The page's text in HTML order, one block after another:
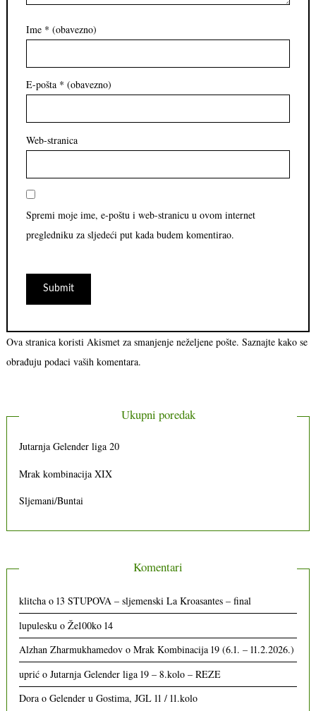
Ime * (obavezno)
E-pošta * (obavezno)
Web-stranica
Spremi moje ime, e-poštu i web-stranicu u ovom internet
pregledniku za sljedeći put kada budem komentirao.
Ova stranica koristi Akismet za smanjenje neželjene pošte. Saznajte kako se
obrađuju podaci vaših komentara.
Ukupni poredak
Jutarnja Gelender liga 20
Mrak kombinacija XIX
Sljemani/Buntai
Komentari
klitcha o13 STUPOVA – sljemenski La Kroasantes – final
lupulesku oŽe100ko 14
Alzhan Zharmukhamedov oMrak Kombinacija 19 (6.1. – 11.2.2026.)
uprić oJutarnja Gelender liga 19 – 8.kolo – REZE
Dora oGelender u Gostima, JGL 11 / 11.kolo